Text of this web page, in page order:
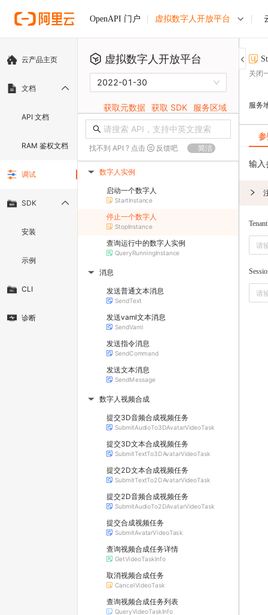
OpenAPI 门户 虚拟数字人开放平台
云产品主页
文档
API 文档
RAM 鉴权文档
调试
SDK
安装
示例
CLI
诊断
虚拟数字人开放平台
2022-01-30
获取元数据 获取 SDK 服务区域
找不到 API ? 点击 反馈吧 简洁
▶ 数字人实例
启动一个数字人
StartInstance
停止一个数字人
StopInstance
查询运行中的数字人实例
QueryRunningInstance
▶ 消息
发送普通文本消息
SendText
发送vaml文本消息
SendVaml
发送指令消息
SendCommand
发送文本消息
SendMessage
▶ 数字人视频合成
提交3D音频合成视频任务
SubmitAudioTo3DAvatarVideoTask
提交3D文本合成视频任务
SubmitTextTo3DAvatarVideoTask
提交2D文本合成视频任务
SubmitTextTo2DAvatarVideoTask
提交2D音频合成视频任务
SubmitAudioTo2DAvatarVideoTask
提交合成视频任务
SubmitAvatarVideoTask
查询视频合成任务详情
GetVideoTaskInfo
取消视频合成任务
CancelVideoTask
查询视频合成任务列表
QueryVideoTaskInfo
关闭
服务
输入